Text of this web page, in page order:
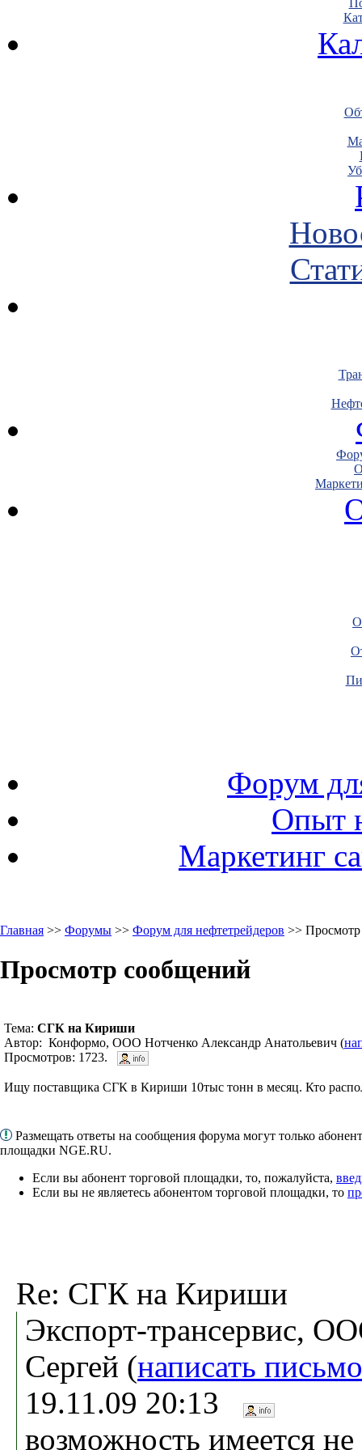
Форум
Опыт
Маркетинг
Главная >> Форумы >> Форум для нефтетрейдеров >>
Просмотр сообщений
Тема: СГК на Кириши
Автор: Конформо, ООО Нотченко Александр Анатольевич (
Просмотров: 1723.
Ищу поставщика СГК в Кириши 10тыс тонн в месяц. Кто
Размещать ответы на сообщения форума могут только
площадки NGE.RU.
Если вы абонент торговой площадки, то, пожалуйста,
Если вы не являетесь абонентом торговой площадки, то
Re: СГК на Кириши
Экспорт-трансервис,
Сергей (написать письмо
19.11.09 20:13
возможность имеется